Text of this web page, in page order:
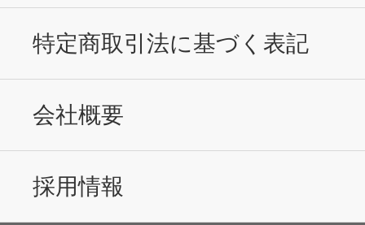
特定商取引法に基づく表記
会社概要
採用情報